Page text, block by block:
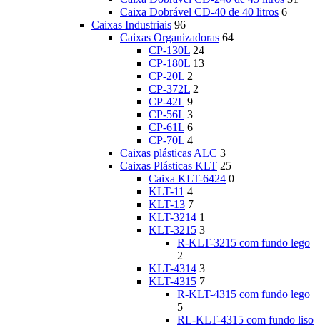
Caixa Dobrável CD-40 de 40 litros 6
Caixas Industriais 96
Caixas Organizadoras 64
CP-130L 24
CP-180L 13
CP-20L 2
CP-372L 2
CP-42L 9
CP-56L 3
CP-61L 6
CP-70L 4
Caixas plásticas ALC 3
Caixas Plásticas KLT 25
Caixa KLT-6424 0
KLT-11 4
KLT-13 7
KLT-3214 1
KLT-3215 3
R-KLT-3215 com fundo lego
2
KLT-4314 3
KLT-4315 7
R-KLT-4315 com fundo lego
5
RL-KLT-4315 com fundo liso